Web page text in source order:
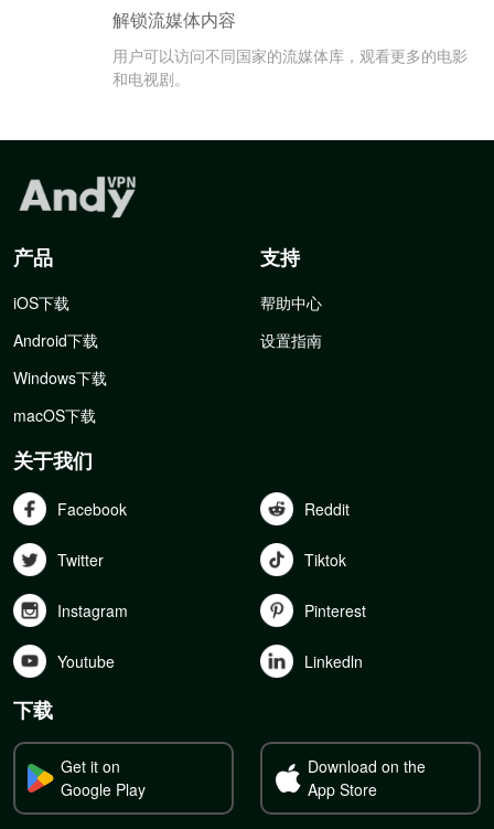
解锁流媒体内容
用户可以访问不同国家的流媒体库，观看更多的电影
和电视剧。
产品
iOS下载
Android下载
Windows下载
macOS下载
支持
帮助中心
设置指南
关于我们
Facebook Reddit
Twitter Tiktok
Instagram Pinterest
Youtube Linkedln
下载
Get it on
Google Play
Download on the
App Store